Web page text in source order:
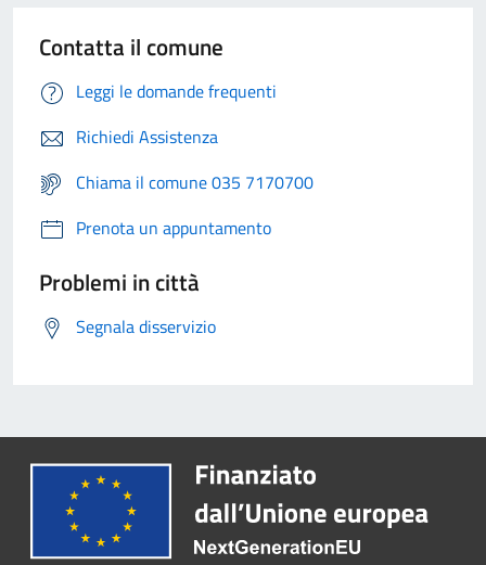
Contatta il comune
Leggi le domande frequenti
Richiedi Assistenza
Chiama il comune 035 7170700
Prenota un appuntamento
Problemi in città
Segnala disservizio